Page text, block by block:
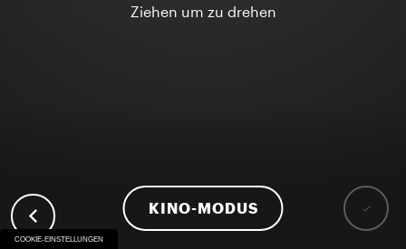
KINO-MODUS
Ziehen um zu drehen
COOKIE-EINSTELLUNGEN